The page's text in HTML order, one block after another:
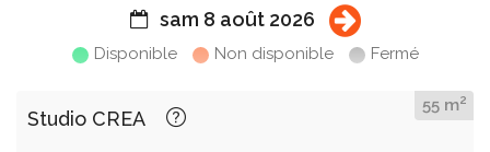
sam 8 août 2026
Disponible Non disponible Fermé
Studio CREA
55 m2